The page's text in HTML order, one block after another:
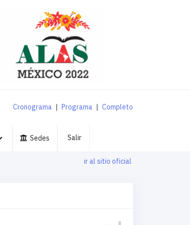
Cronograma | Programa | Completo
Sedes Salir
ir al sitio oficial